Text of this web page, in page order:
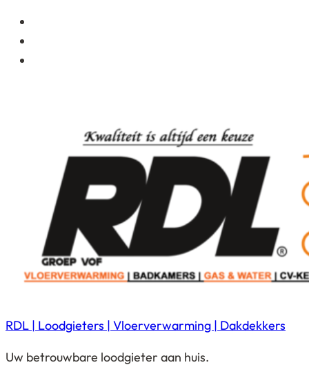
RDL | Loodgieters | Vloerverwarming | Dakdekkers
Uw betrouwbare loodgieter aan huis.